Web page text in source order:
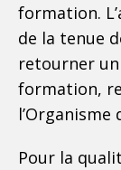
formation.
de la tenue
retourner
formation,
Pour la